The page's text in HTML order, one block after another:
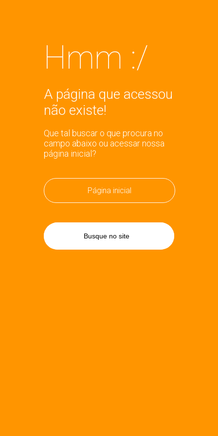
Hmm :/
A página que acessou
não existe!
Que tal buscar o que procura no
campo abaixo ou acessar nossa
página inicial?
Página inicial